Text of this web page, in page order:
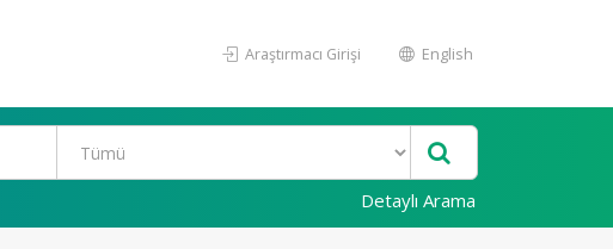
Araştırmacı Girişi English
Detaylı Arama